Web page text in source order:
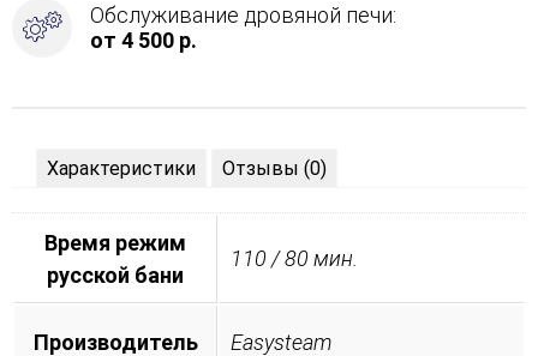
Обслуживание дровяной печи:
от 4 500 р.
Характеристики Отзывы (0)
Время режим
русской бани
110 / 80 мин.
Производитель Easysteam